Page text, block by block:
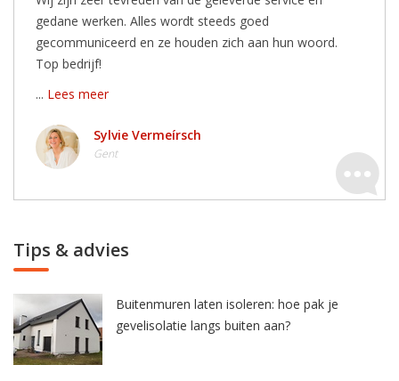
gedane werken. Alles wordt steeds goed
gecommuniceerd en ze houden zich aan hun woord.
Top bedrijf!
... Lees meer
Sylvie Vermeírsch
Gent
Tips & advies
Buitenmuren laten isoleren: hoe pak je
gevelisolatie langs buiten aan?